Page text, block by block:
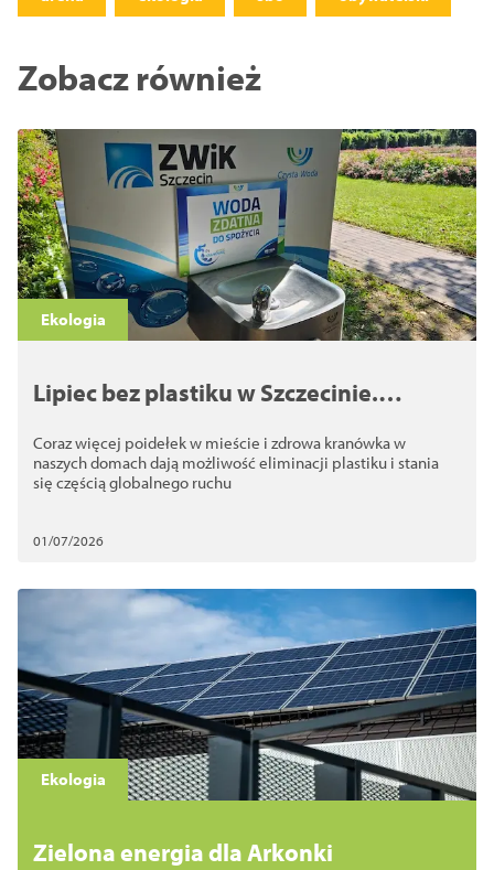
Zobacz również
Ekologia
Lipiec bez plastiku w Szczecinie.
plastikiem
Coraz więcej poidełek w mieście i zdrowa kranówka w
naszych domach dają możliwość eliminacji plastiku i stania
się częścią globalnego ruchu
01/07/2026
Ekologia
Zielona energia dla Arkonki